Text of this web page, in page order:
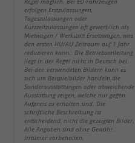
erfolgen Erstzulassungen,
Tageszulassungen oder
Kurzzeitzulassungen oft gewerblich als
Mietwagen / Werkstatt Ersatzwagen, was
den ersten HU/AU Zeitraum auf 1 Jahr
reduzieren kann. Die Betriebsanleitung
liegt in der Regel nicht in Deutsch bei.
Bei den verwendeten Bildern kann es
sich um Beispielbilder handeln die
Sonderausstattungen oder abweichende
Ausstattung zeigen, welche nur gegen
Aufpreis zu erhalten sind. Die
schriftliche Beschreibung ist
entscheidend, nicht die gezeigten Bilder.
Alle Angaben sind ohne Gewähr.
Irrtümer vorbehalten.